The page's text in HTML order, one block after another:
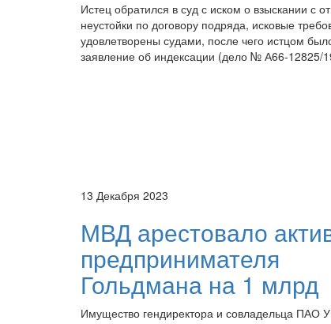
Истец обратился в суд с иском о взыскании с
неустойки по договору подряда, исковые
удовлетворены судами, после чего истцом
заявление об индексации (дело № А66-12825/
13 Декабря 2023
МВД арестовало
предпринимателя
Гольдмана на 1 млрд
Имущество гендиректора и совладельца ПАО